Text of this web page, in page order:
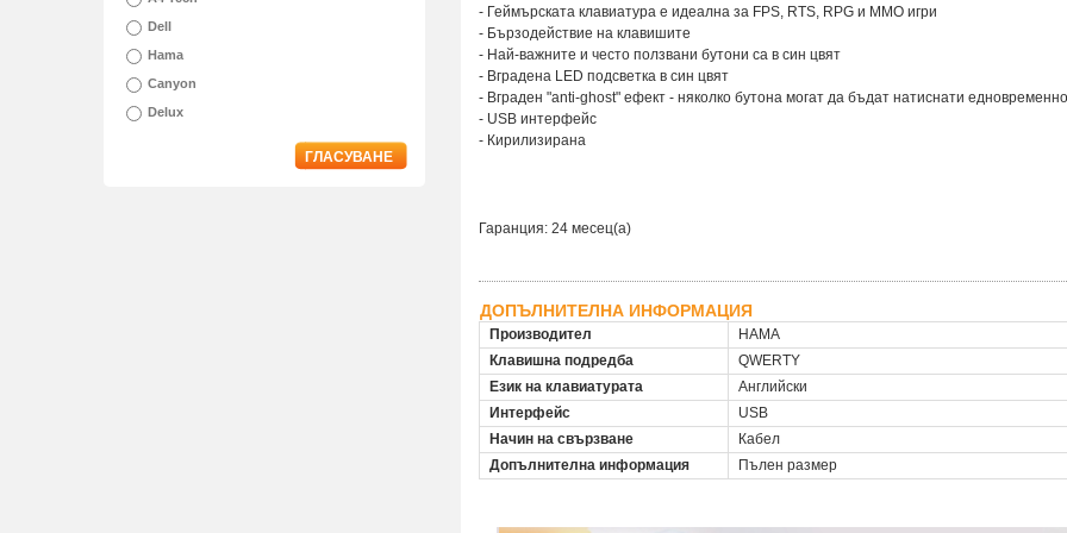
- Геймърската клавиатура е идеална за FPS, RTS, RPG и MMO игри
- Бързодействие на клавишите
- Най-важните и често ползвани бутони са в син цвят
- Вградена LED подсветка в син цвят
- Вграден "anti-ghost" ефект - няколко бутона могат да бъдат натиснати
- USB интерфейс
- Кирилизирана
Гаранция: 24 месец(а)
ДОПЪЛНИТЕЛНА ИНФОРМАЦИЯ
Производител
HAMA
Клавишна подредба
QWERTY
Език на клавиатурата
Английски
Интерфейс
USB
Начин на свързване
Кабел
Допълнителна информация
Пълен размер
Dell
Hama
Canyon
Delux
ГЛАСУВАНЕ